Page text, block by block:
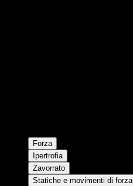
Forza
Ipertrofia
Zavorrato
Statiche e movimenti di forza